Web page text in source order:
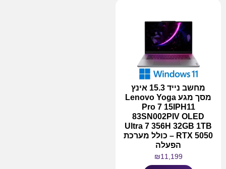
מחשב נייד 15.3 אינץ
מסך מגע Lenovo Yoga
Pro 7 15IPH11
83SN002PIV OLED
Ultra 7 356H 32GB 1TB
RTX 5050 – כולל מערכת
הפעלה
₪11,199